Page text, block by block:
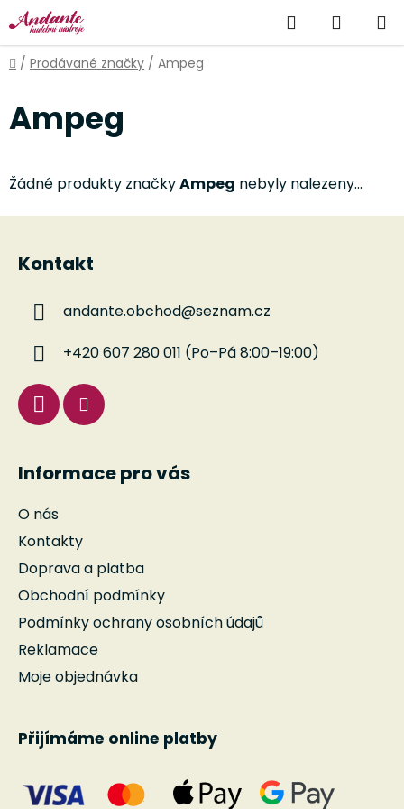
Přejít
na
obsah
Hledat
KOŠÍK
Domů
/ Prodávané značky / Ampeg
Ampeg
Žádné produkty značkyAmpeg nebyly nalezeny...
Kontakt
andante.obchod@seznam.cz
+420 607 280 011 (Po–Pá 8:00–19:00)
Informace pro vás
O nás
Kontakty
Doprava a platba
Obchodní podmínky
Podmínky ochrany osobních údajů
Reklamace
Moje objednávka
Přijímáme online platby